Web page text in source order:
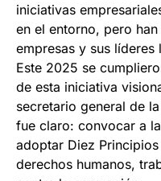
iniciativas
en el entorno, pero
empresas y sus
Este 2025 se
de esta iniciativa
secretario general de
fue claro: convocar a
adoptar Diez
derechos humanos,